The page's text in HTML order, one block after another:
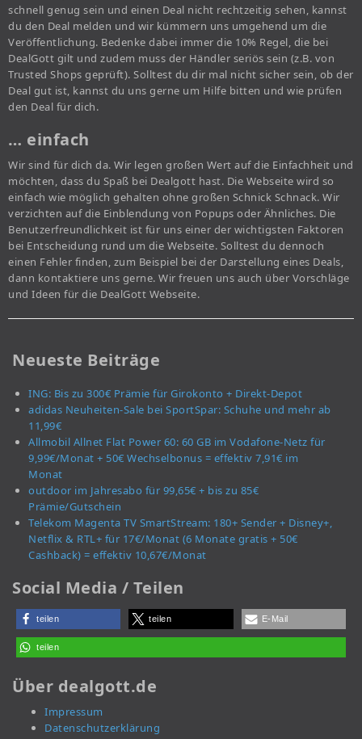
schnell genug sein und einen Deal nicht rechtzeitig sehen, kannst
du den Deal melden und wir kümmern uns umgehend um die
Veröffentlichung. Bedenke dabei immer die 10% Regel, die bei
DealGott gilt und zudem muss der Händler seriös sein (z.B. von
Trusted Shops geprüft). Solltest du dir mal nicht sicher sein, ob der
Deal gut ist, kannst du uns gerne um Hilfe bitten und wie prüfen
den Deal für dich.
… einfach
Wir sind für dich da. Wir legen großen Wert auf die Einfachheit und
möchten, dass du Spaß bei Dealgott hast. Die Webseite wird so
einfach wie möglich gehalten ohne großen Schnick Schnack. Wir
verzichten auf die Einblendung von Popups oder Ähnliches. Die
Benutzerfreundlichkeit ist für uns einer der wichtigsten Faktoren
bei Entscheidung rund um die Webseite. Solltest du dennoch
einen Fehler finden, zum Beispiel bei der Darstellung eines Deals,
dann kontaktiere uns gerne. Wir freuen uns auch über Vorschläge
und Ideen für die DealGott Webseite.
Neueste Beiträge
ING: Bis zu 300€ Prämie für Girokonto + Direkt-Depot
adidas Neuheiten-Sale bei SportSpar: Schuhe und mehr ab
11,99€
Allmobil Allnet Flat Power 60: 60 GB im Vodafone-Netz für
9,99€/Monat + 50€ Wechselbonus = effektiv 7,91€ im
Monat
outdoor im Jahresabo für 99,65€ + bis zu 85€
Prämie/Gutschein
Telekom Magenta TV SmartStream: 180+ Sender + Disney+,
Netflix & RTL+ für 17€/Monat (6 Monate gratis + 50€
Cashback) = effektiv 10,67€/Monat
Social Media / Teilen
teilen teilen E-Mail
teilen
Über dealgott.de
Impressum
Datenschutzerklärung